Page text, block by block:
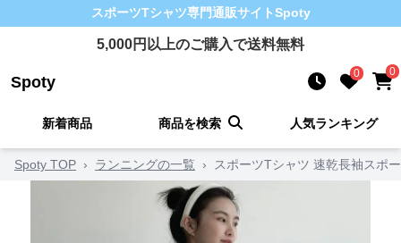
スポーツTシャツ専門通販サイトSpoty
5,000円以上のご購入で送料無料
Spoty 0 0
新着商品 商品を検索 人気ランキング
Spoty TOP › ランニングの一覧 › スポーツTシャツ 速乾長袖スポ